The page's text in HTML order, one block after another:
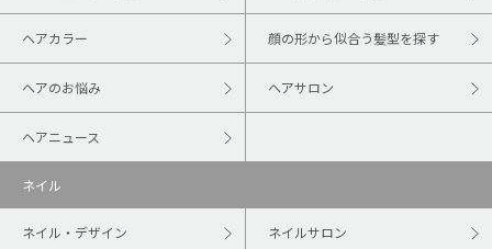
ヘアカラー 顔の形から似合う髪型を探す
ヘアのお悩み ヘアサロン
ヘアニュース
ネイル
ネイル・デザイン ネイルサロン